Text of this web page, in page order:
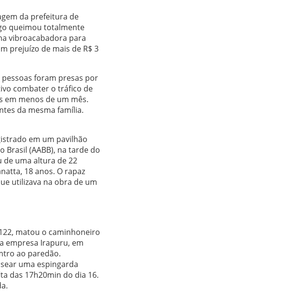
da prefeitura de
queimou totalmente
vibroacabadora para
prejuízo de mais de R$ 3
foram presas por
combater o tráfico de
em menos de um mês.
da mesma família.
em um pavilhão
Brasil (AABB), na tarde do
de uma altura de 22
18 anos. O rapaz
utilizava na obra de um
matou o caminhoneiro
empresa Irapuru, em
ao paredão.
uma espingarda
das 17h20min do dia 16.